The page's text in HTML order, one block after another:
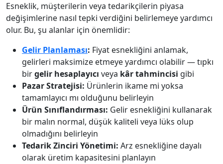
Esneklik, müşterilerin veya tedarikçilerin piyasa
değişimlerine nasıl tepki verdiğini belirlemeye yardımcı
olur. Bu, şu alanlar için önemlidir:
Gelir Planlaması: Fiyat esnekliğini anlamak,
gelirleri maksimize etmeye yardımcı olabilir — tıpkı
birgelir hesaplayıcı veya kâr tahmincisi gibi
Pazar Stratejisi: Ürünlerin ikame mi yoksa
tamamlayıcı mı olduğunu belirleyin
Ürün Sınıflandırması: Gelir esnekliğini kullanarak
bir malın normal, düşük kaliteli veya lüks olup
olmadığını belirleyin
Tedarik Zinciri Yönetimi: Arz esnekliğine dayalı
olarak üretim kapasitesini planlayın